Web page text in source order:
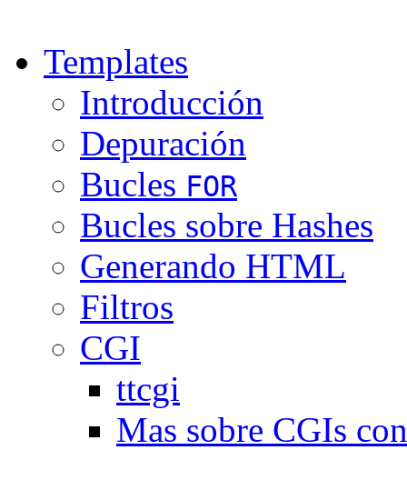
Templates
Introducción
Depuración
Bucles FOR
Bucles sobre Hashes
Generando HTML
Filtros
CGI
ttcgi
Mas sobre CGIs